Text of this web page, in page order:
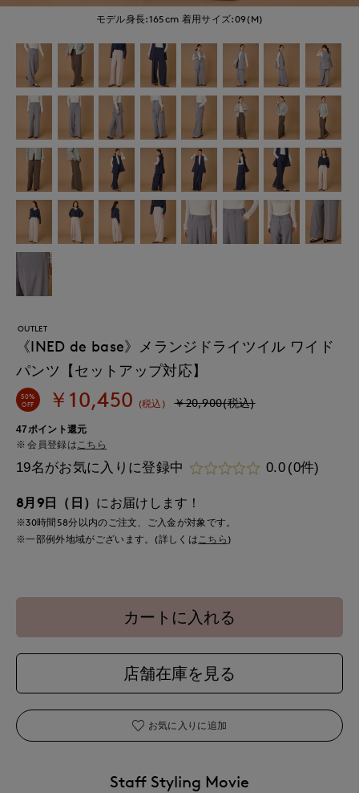
モデル身長:165cm 着用サイズ:09(M)
OUTLET
《INED de base》メランジドライツイル ワイド
パンツ【セットアップ対応】
50%
OFF
￥10,450 (税込) ￥20,900(税込)
47ポイント還元
会員登録は こちら
19名がお気に入りに登録中 0.0 (0件)
8月9日（日） にお届けします！
※30時間 58分以内のご注文、ご入金が対象です。
※一部例外地域がございます。(詳しくはこちら )
カートに入れる
店舗在庫を見る
お気に入りに追加
Staff Styling Movie